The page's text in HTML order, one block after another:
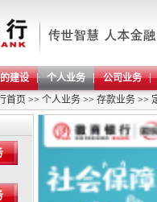
建设 个人业务
公司业务
首页 >> 个人业务 >> 存款业务 >>